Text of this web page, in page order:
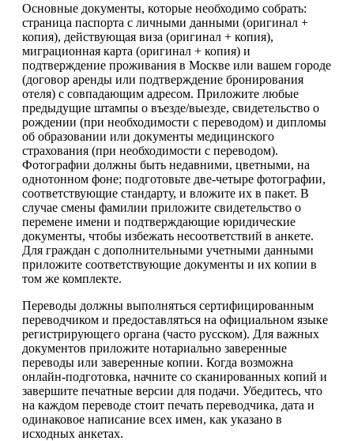
Основные документы, которые необходимо собрать:
страница паспорта с личными данными (оригинал +
копия), действующая виза (оригинал + копия),
миграционная карта (оригинал + копия) и
подтверждение проживания в Москве или вашем городе
(договор аренды или подтверждение бронирования
отеля) с совпадающим адресом. Приложите любые
предыдущие штампы о въезде/выезде, свидетельство о
рождении (при необходимости с переводом) и дипломы
об образовании или документы медицинского
страхования (при необходимости с переводом).
Фотографии должны быть недавними, цветными, на
однотонном фоне; подготовьте две-четыре фотографии,
соответствующие стандарту, и вложите их в пакет. В
случае смены фамилии приложите свидетельство о
перемене имени и подтверждающие юридические
документы, чтобы избежать несоответствий в анкете.
Для граждан с дополнительными учетными данными
приложите соответствующие документы и их копии в
том же комплекте.
Переводы должны выполняться сертифицированным
переводчиком и предоставляться на официальном языке
регистрирующего органа (часто русском). Для важных
документов приложите нотариально заверенные
переводы или заверенные копии. Когда возможна
онлайн-подготовка, начните со сканированных копий и
завершите печатные версии для подачи. Убедитесь, что
на каждом переводе стоит печать переводчика, дата и
одинаковое написание всех имен, как указано в
исходных анкетах.